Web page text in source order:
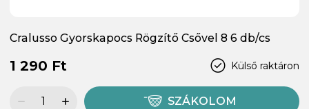
Cralusso Gyorskapocs Rögzítő Csővel 8 6 db/cs
Külső raktáron
1 290 Ft
SZÁKOLOM